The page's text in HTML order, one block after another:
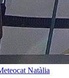
Natàlia